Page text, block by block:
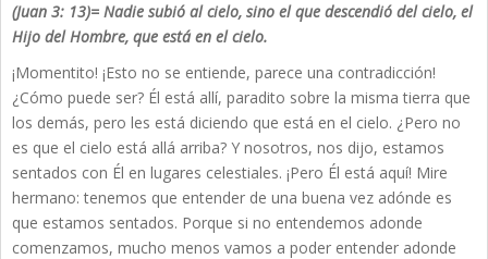
(Juan 3: 13)= Nadie subió al cielo, sino el que descendió del cielo, el
Hijo del Hombre, que está en el cielo.
¡Momentito! ¡Esto no se entiende, parece una contradicción!
¿Cómo puede ser? Él está allí, paradito sobre la misma tierra que
los demás, pero les está diciendo que está en el cielo. ¿Pero no
es que el cielo está allá arriba? Y nosotros, nos dijo, estamos
sentados con Él en lugares celestiales. ¡Pero Él está aquí! Mire
hermano: tenemos que entender de una buena vez adónde es
que estamos sentados. Porque si no entendemos adonde
comenzamos, mucho menos vamos a poder entender adonde